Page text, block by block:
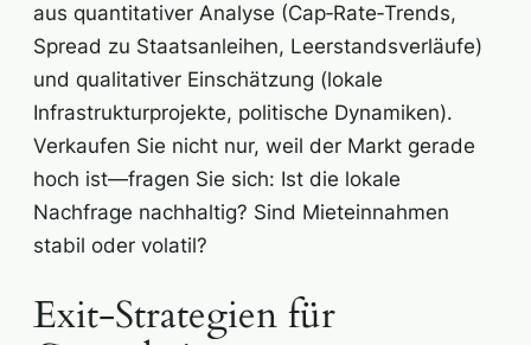
aus quantitativer Analyse (Cap‑Rate‑Trends,
Spread zu Staatsanleihen, Leerstandsverläufe)
und qualitativer Einschätzung (lokale
Infrastrukturprojekte, politische Dynamiken).
Verkaufen Sie nicht nur, weil der Markt gerade
hoch ist—fragen Sie sich: Ist die lokale
Nachfrage nachhaltig? Sind Mieteinnahmen
stabil oder volatil?
Exit-Strategien für